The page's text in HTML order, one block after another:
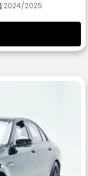
2024/2025